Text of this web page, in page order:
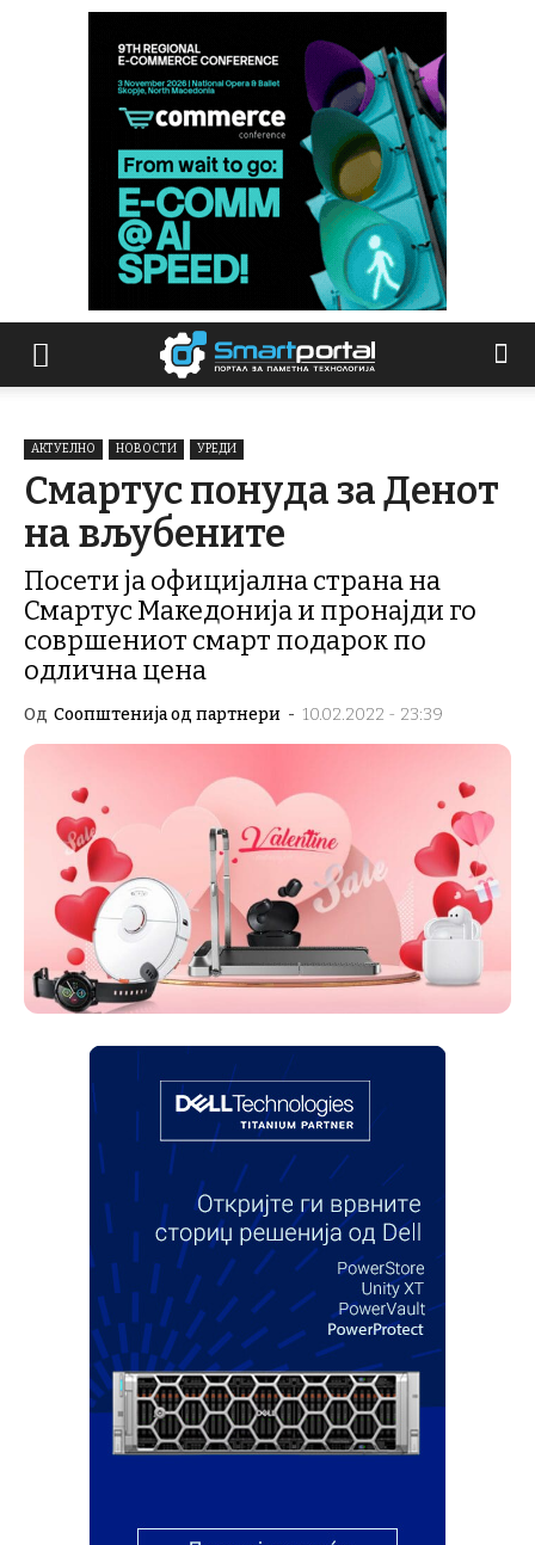
АКТУЕЛНО НОВОСТИ УРЕДИ
Смартус понуда за Денот
на вљубените
Посети ја официјална страна на
Смартус Македонија и пронајди го
совршениот смарт подарок по
одлична цена
Од Соопштенија од партнери - 10.02.2022 - 23:39